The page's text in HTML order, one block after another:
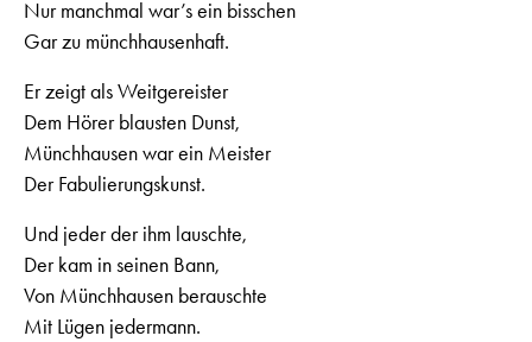
Nur manchmal war’s ein bisschen
Gar zu münchhausenhaft.
Er zeigt als Weitgereister
Dem Hörer blausten Dunst,
Münchhausen war ein Meister
Der Fabulierungskunst.
Und jeder der ihm lauschte,
Der kam in seinen Bann,
Von Münchhausen berauschte
Mit Lügen jedermann.